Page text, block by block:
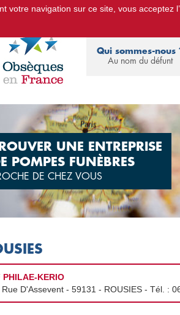
Portail d'Informations Obsèques :devis
Qui sommes-nous
Au nom du défunt
UNE ENTREPRISE
POMPES FUNÈBRES
DE CHEZ VOUS
PHILAE-KERIO
Rue D'Assevent - 59131 - ROUSIES - Tél. :
votre navigation sur ce site, vous